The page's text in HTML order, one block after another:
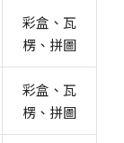
彩盒、瓦
楞、拼圖
彩盒、瓦
楞、拼圖